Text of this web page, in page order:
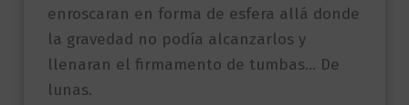
enroscaran en forma de esfera allá donde
la gravedad no podía alcanzarlos y
llenaran el firmamento de tumbas… De
lunas.